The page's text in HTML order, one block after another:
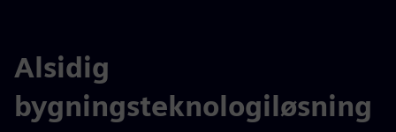
Alsidig
bygningsteknologiløsning